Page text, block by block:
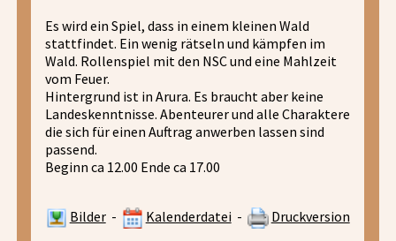
Es wird ein Spiel, dass in einem kleinen Wald
stattfindet. Ein wenig rätseln und kämpfen im
Wald. Rollenspiel mit den NSC und eine Mahlzeit
vom Feuer.
Hintergrund ist in Arura. Es braucht aber keine
Landeskenntnisse. Abenteurer und alle Charaktere
die sich für einen Auftrag anwerben lassen sind
passend.
Beginn ca 12.00 Ende ca 17.00
Bilder- Kalenderdatei- Druckversion